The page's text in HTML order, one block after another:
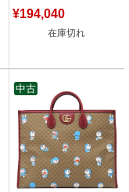
【中古】
¥194,040
在庫切れ
中古